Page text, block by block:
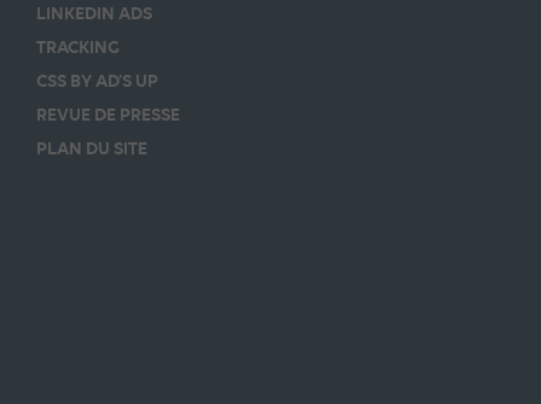
LINKEDIN ADS
TRACKING
CSS BY AD’S UP
REVUE DE PRESSE
PLAN DU SITE